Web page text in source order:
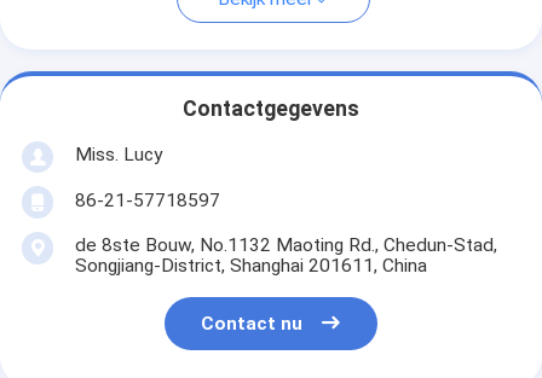
Contactgegevens
Miss. Lucy
86-21-57718597
de 8ste Bouw, No.1132 Maoting Rd., Chedun-Stad,
Songjiang-District, Shanghai 201611, China
Contact nu